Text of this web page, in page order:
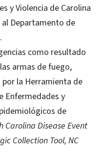
y Violencia de Carolina
Departamento de
como resultado
armas de fuego,
la Herramienta de
Enfermedades y
de
Carolina Disease Event
Collection Tool, NC